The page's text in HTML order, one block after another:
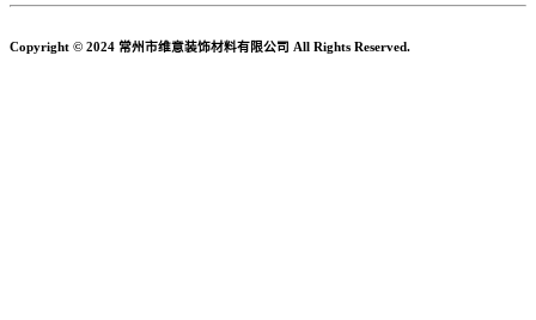
Copyright © 2024 常州市维意装饰材料有限公司 All Rights Reserved.